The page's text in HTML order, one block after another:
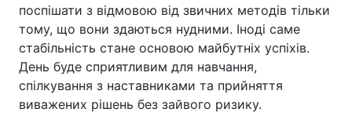
поспішати з відмовою від звичних методів тільки
тому, що вони здаються нудними. Іноді саме
стабільність стане основою майбутніх успіхів.
День буде сприятливим для навчання,
спілкування з наставниками та прийняття
виважених рішень без зайвого ризику.